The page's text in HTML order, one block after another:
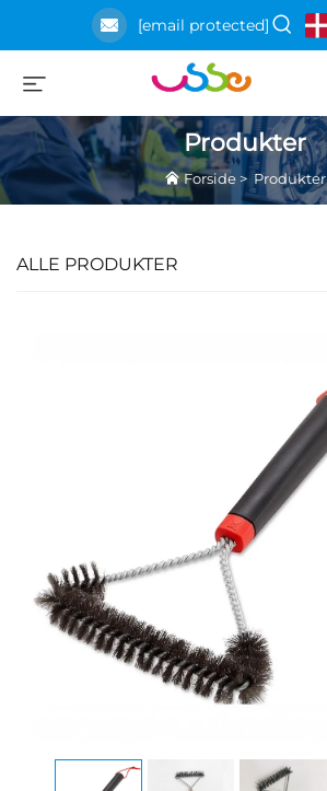
[email protected]
Produkter
Forside >Produkter
ALLE PRODUKTER